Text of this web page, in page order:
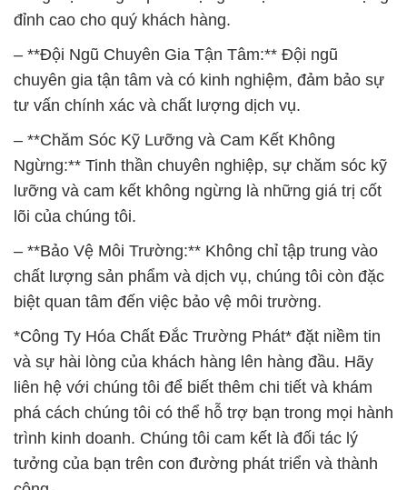
đỉnh cao cho quý khách hàng.
– **Đội Ngũ Chuyên Gia Tận Tâm:** Đội ngũ
chuyên gia tận tâm và có kinh nghiệm, đảm bảo sự
tư vấn chính xác và chất lượng dịch vụ.
– **Chăm Sóc Kỹ Lưỡng và Cam Kết Không
Ngừng:** Tinh thần chuyên nghiệp, sự chăm sóc kỹ
lưỡng và cam kết không ngừng là những giá trị cốt
lõi của chúng tôi.
– **Bảo Vệ Môi Trường:** Không chỉ tập trung vào
chất lượng sản phẩm và dịch vụ, chúng tôi còn đặc
biệt quan tâm đến việc bảo vệ môi trường.
*Công Ty Hóa Chất Đắc Trường Phát* đặt niềm tin
và sự hài lòng của khách hàng lên hàng đầu. Hãy
liên hệ với chúng tôi để biết thêm chi tiết và khám
phá cách chúng tôi có thể hỗ trợ bạn trong mọi hành
trình kinh doanh. Chúng tôi cam kết là đối tác lý
tưởng của bạn trên con đường phát triển và thành